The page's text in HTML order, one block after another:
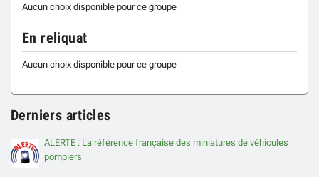
Aucun choix disponible pour ce groupe
En reliquat
Aucun choix disponible pour ce groupe
Derniers articles
ALERTE : La référence française des miniatures de véhicules
pompiers